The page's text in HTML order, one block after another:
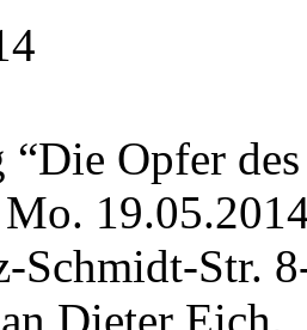
“Die Opfer
Schmidt-Str.